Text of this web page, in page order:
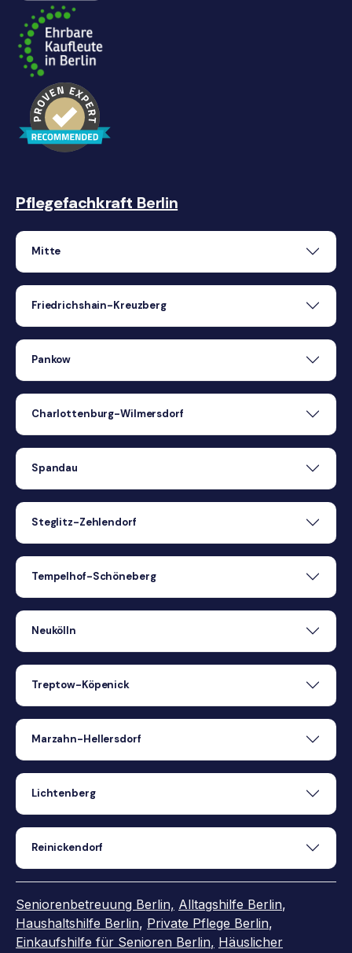
Pflegefachkraft Berlin
Mitte
Friedrichshain-Kreuzberg
Pankow
Charlottenburg-Wilmersdorf
Spandau
Steglitz-Zehlendorf
Tempelhof-Schöneberg
Neukölln
Treptow-Köpenick
Marzahn-Hellersdorf
Lichtenberg
Reinickendorf
Seniorenbetreuung Berlin, Alltagshilfe Berlin,
Haushaltshilfe Berlin, Private Pflege Berlin,
Einkaufshilfe für Senioren Berlin, Häuslicher